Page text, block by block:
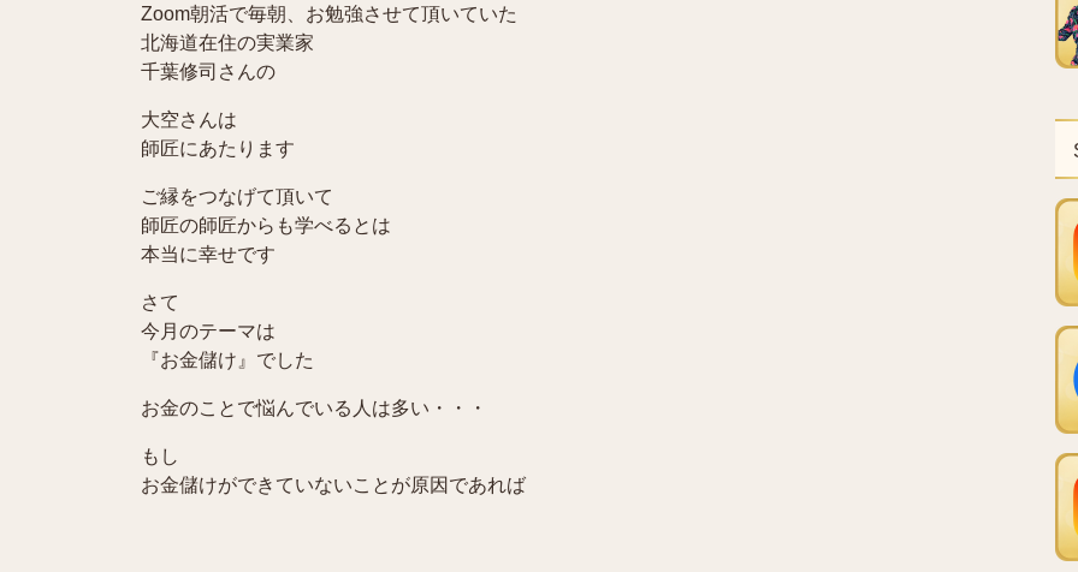
Zoom朝活で毎朝、お勉強させて頂いていた
北海道在住の実業家
千葉修司さんの
大空さんは
師匠にあたります
ご縁をつなげて頂いて
師匠の師匠からも学べるとは
本当に幸せです
さて
今月のテーマは
『お金儲け』でした
お金のことで悩んでいる人は多い・・・
もし
お金儲けができていないことが原因であれば